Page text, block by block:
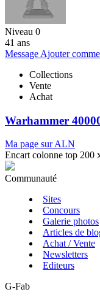
Niveau 0
41 ans
Message Ajouter
Collections
Vente
Achat
Warhammer
Ma page sur ALN
Encart colonne top 200
Communauté
Sites
Concours
Galerie photos
Articles de
Achat / Vente
Newsletters
Editeurs
G-Fab